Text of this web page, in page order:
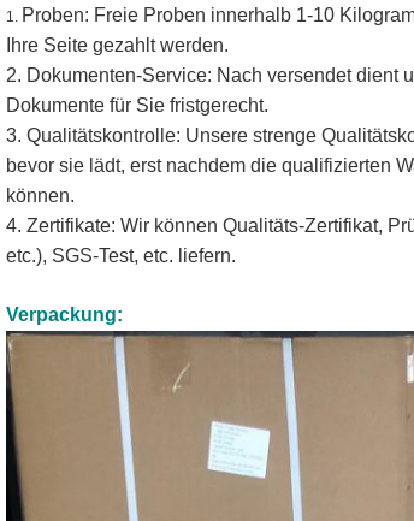
1. Proben: Freie Proben innerhalb 1-10
Ihre Seite gezahlt werden.
2. Dokumenten-Service: Nach versendet dient
Dokumente für Sie fristgerecht.
3. Qualitätskontrolle: Unsere strenge
bevor sie lädt, erst nachdem die qualifizierten
können.
4. Zertifikate: Wir können Qualitäts-Zertifikat,
etc.), SGS-Test, etc. liefern.
Verpackung: